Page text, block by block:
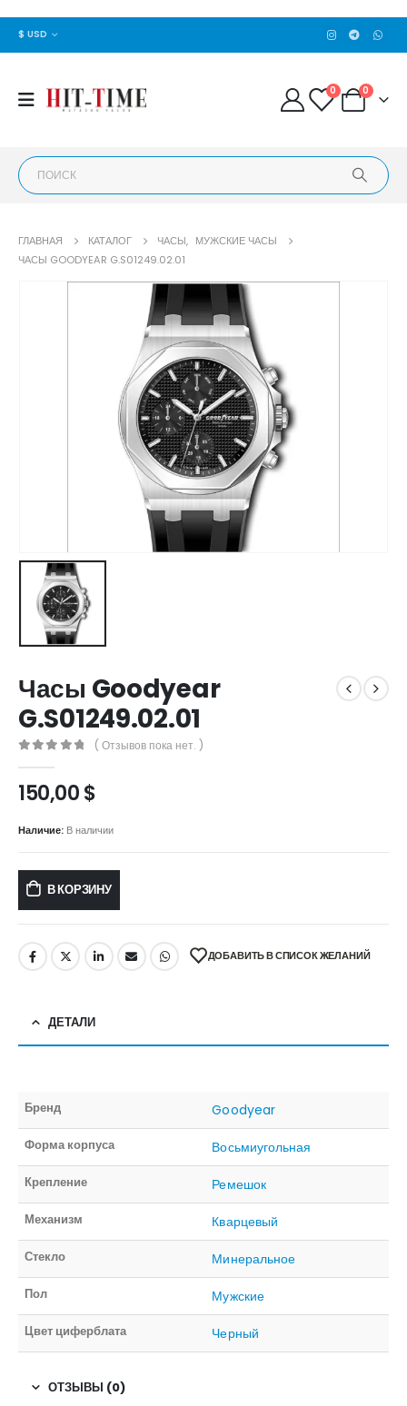
$ USD
0 0
ГЛАВНАЯ КАТАЛОГ ЧАСЫ, МУЖСКИЕ ЧАСЫ
ЧАСЫ GOODYEAR G.S01249.02.01
Часы Goodyear
G.S01249.02.01
( Отзывов пока нет. )
150,00$
Наличие: В наличии
В КОРЗИНУ
ДОБАВИТЬ В СПИСОК ЖЕЛАНИЙ
ДЕТАЛИ
Бренд Goodyear
Форма корпуса Восьмиугольная
Крепление Ремешок
Механизм Кварцевый
Стекло Минеральное
Пол Мужские
Цвет циферблата Черный
ОТЗЫВЫ (0)